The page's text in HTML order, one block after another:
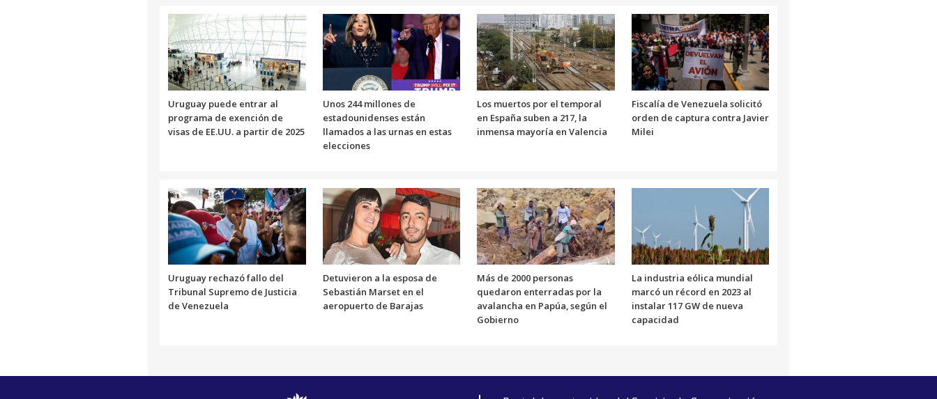
Uruguay puede entrar al
programa de exención de
visas de EE.UU. a partir de 2025
Unos 244 millones de
estadounidenses están
llamados a las urnas en estas
elecciones
Los muertos por el temporal
en España suben a 217, la
inmensa mayoría en Valencia
Fiscalía de Venezuela solicitó
orden de captura contra Javier
Milei
Uruguay rechazó fallo del
Tribunal Supremo de Justicia
de Venezuela
Detuvieron a la esposa de
Sebastián Marset en el
aeropuerto de Barajas
Más de 2000 personas
quedaron enterradas por la
avalancha en Papúa, según el
Gobierno
La industria eólica mundial
marcó un récord en 2023 al
instalar 117 GW de nueva
capacidad